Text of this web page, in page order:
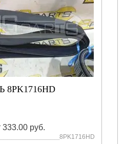
8PK1716HD
333.00 руб.
8PK1716HD